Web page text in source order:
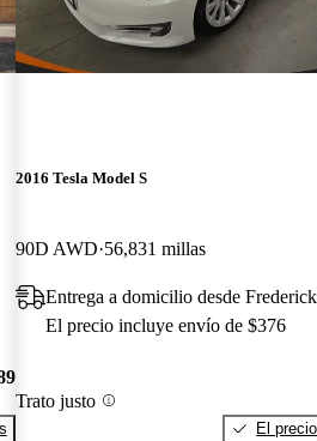
2016 Tesla Model S
90D AWD 56,831 millas
Entrega a domicilio desde
El precio incluye envío de $376
Trato justo
El